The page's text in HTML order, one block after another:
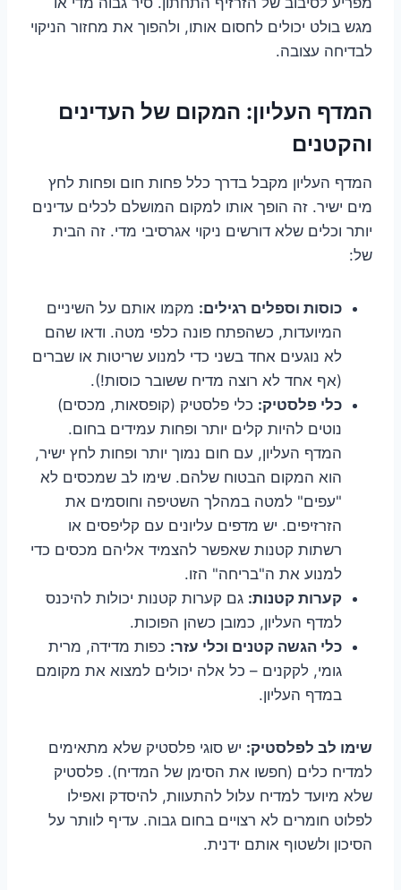
מגש בולט יכולים לחסום אותו, ולהפוך את מחזור הניקוי
לבדיחה עצובה.
המדף העליון: המקום של העדינים
והקטנים
המדף העליון מקבל בדרך כלל פחות חום ופחות לחץ
מים ישיר. זה הופך אותו למקום המושלם לכלים עדינים
יותר וכלים שלא דורשים ניקוי אגרסיבי מדי. זה הבית
של:
כוסות וספלים רגילים: מקמו אותם על השיניים
המיועדות, כשהפתח פונה כלפי מטה. ודאו שהם
לא נוגעים אחד בשני כדי למנוע שריטות או שברים
(אף אחד לא רוצה מדיח ששובר כוסות!).
כלי פלסטיק: כלי פלסטיק (קופסאות, מכסים)
נוטים להיות קלים יותר ופחות עמידים בחום.
המדף העליון, עם חום נמוך יותר ופחות לחץ ישיר,
הוא המקום הבטוח שלהם. שימו לב שמכסים לא
"עפים" למטה במהלך השטיפה וחוסמים את
הזרזיפים. יש מדפים עליונים עם קליפסים או
רשתות קטנות שאפשר להצמיד אליהם מכסים כדי
למנוע את ה"בריחה" הזו.
קערות קטנות: גם קערות קטנות יכולות להיכנס
למדף העליון, כמובן כשהן הפוכות.
כלי הגשה קטנים וכלי עזר: כפות מדידה, מרית
גומי, לקקנים – כל אלה יכולים למצוא את מקומם
במדף העליון.
שימו לב לפלסטיק: יש סוגי פלסטיק שלא מתאימים
למדיח כלים (חפשו את הסימן של המדיח). פלסטיק
שלא מיועד למדיח עלול להתעוות, להיסדק ואפילו
לפלוט חומרים לא רצויים בחום גבוה. עדיף לוותר על
הסיכון ולשטוף אותם ידנית.